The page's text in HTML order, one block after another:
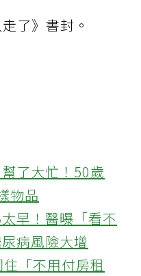
了》書封。
了大忙！50歲
物品
早！醫曝「看不
病風險大增
「不用付房租